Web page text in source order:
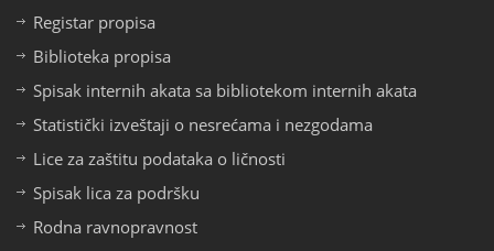
Registar propisa
Biblioteka propisa
Spisak internih akata sa bibliotekom internih akata
Statistički izveštaji o nesrećama i nezgodama
Lice za zaštitu podataka o ličnosti
Spisak lica za podršku
Rodna ravnopravnost